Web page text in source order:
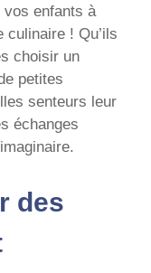
enfants à
! Qu’ils
choisir un
petites
senteurs leur
échanges
des